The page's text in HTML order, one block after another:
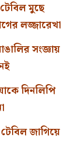
মুছে
লজ্জারেখা
সংজ্ঞায়
দিনলিপি
জাগিয়ে